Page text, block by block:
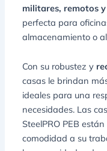
militares, remotos
perfecta para
almacenamiento o
Con su robustez y
casas le brindan
ideales para una
necesidades. Las
SteelPRO PEB
comodidad a su